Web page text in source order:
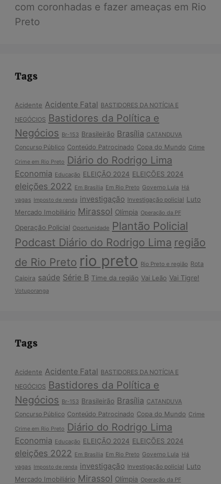
com coronhadas e fazer ameaças em Rio
Preto
Tags
Acidente Acidente Fatal BASTIDORES DA NOTÍCIA E
NEGÓCIOS Bastidores da Política e
Negócios Br-153 Brasileirão Brasília CATANDUVA
Concurso Público Conteúdo Patrocinado Copa do Mundo Crime
Crime em Rio Preto Diário do Rodrigo Lima
Economia Educação ELEIÇÃO 2024 ELEIÇÕES 2024
eleições 2022 Em Brasília Em Rio Preto Governo Lula Há
vagas Imposto de renda investigação Investigação policial Luto
Mercado Imobiliário Mirassol Olímpia Operação da PF
Operação Policial Oportunidade Plantão Policial
Podcast Diário do Rodrigo Lima região
de Rio Preto rio preto Rio Preto e região Rota
Caipira saúde Série B Time da região Vai Leão Vai Tigre!
Votuporanga
Tags
Acidente Acidente Fatal BASTIDORES DA NOTÍCIA E
NEGÓCIOS Bastidores da Política e
Negócios Br-153 Brasileirão Brasília CATANDUVA
Concurso Público Conteúdo Patrocinado Copa do Mundo Crime
Crime em Rio Preto Diário do Rodrigo Lima
Economia Educação ELEIÇÃO 2024 ELEIÇÕES 2024
eleições 2022 Em Brasília Em Rio Preto Governo Lula Há
vagas Imposto de renda investigação Investigação policial Luto
Mercado Imobiliário Mirassol Olímpia Operação da PF